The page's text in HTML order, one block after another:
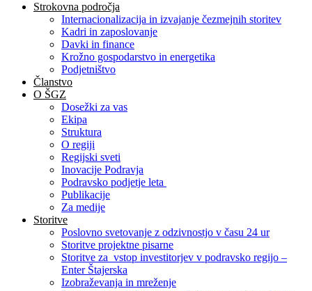
Strokovna področja
Internacionalizacija in izvajanje čezmejnih storitev
Kadri in zaposlovanje
Davki in finance
Krožno gospodarstvo in energetika
Podjetništvo
Članstvo
O ŠGZ
Dosežki za vas
Ekipa
Struktura
O regiji
Regijski sveti
Inovacije Podravja
Podravsko podjetje leta
Publikacije
Za medije
Storitve
Poslovno svetovanje z odzivnostjo v času 24 ur
Storitve projektne pisarne
Storitve za vstop investitorjev v podravsko regijo –
Enter Štajerska
Izobraževanja in mreženje